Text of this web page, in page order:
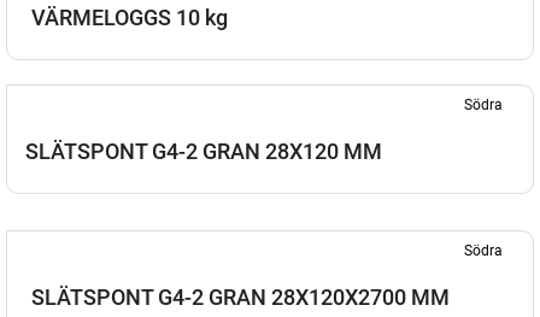
VÄRMELOGGS 10 kg
Södra
SLÄTSPONT G4-2 GRAN 28X120 MM
Södra
SLÄTSPONT G4-2 GRAN 28X120X2700 MM